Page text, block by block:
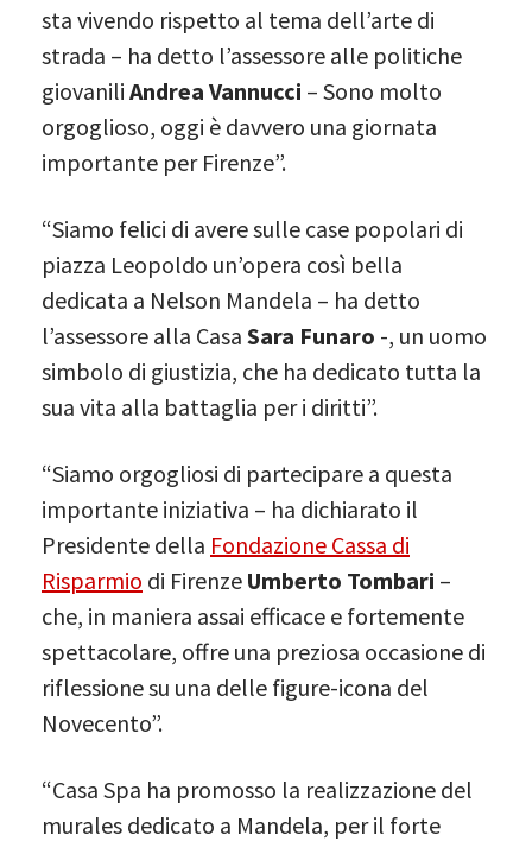
sta vivendo rispetto al tema dell’arte di
strada – ha detto l’assessore alle politiche
giovanili Andrea Vannucci – Sono molto
orgoglioso, oggi è davvero una giornata
importante per Firenze”.
“Siamo felici di avere sulle case popolari di
piazza Leopoldo un’opera così bella
dedicata a Nelson Mandela – ha detto
l’assessore alla Casa Sara Funaro -, un uomo
simbolo di giustizia, che ha dedicato tutta la
sua vita alla battaglia per i diritti”.
“Siamo orgogliosi di partecipare a questa
importante iniziativa – ha dichiarato il
Presidente della Fondazione Cassa di
Risparmio di Firenze Umberto Tombari –
che, in maniera assai efficace e fortemente
spettacolare, offre una preziosa occasione di
riflessione su una delle figure-icona del
Novecento”.
“Casa Spa ha promosso la realizzazione del
murales dedicato a Mandela, per il forte